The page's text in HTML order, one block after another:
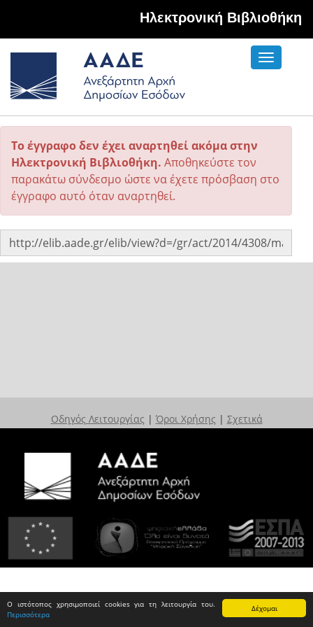
Δέχομαι
Ο ιστότοπος χρησιμοποιεί cookies για τη λειτουργία του.
Περισσότερα
Hλεκτρονική Βιβλιοθήκη
Toggle
Το έγγραφο δεν έχει αναρτηθεί ακόμα στην
Ηλεκτρονική Βιβλιοθήκη. Αποθηκεύστε τον
παρακάτω σύνδεσμο ώστε να έχετε πρόσβαση στο
έγγραφο αυτό όταν αναρτηθεί.
Οδηγός Λειτουργίας | Όροι Χρήσης | Σχετικά